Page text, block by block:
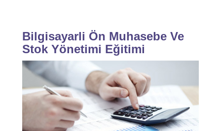
Bilgisayarli Ön Muhasebe Ve
Stok Yönetimi Eğitimi